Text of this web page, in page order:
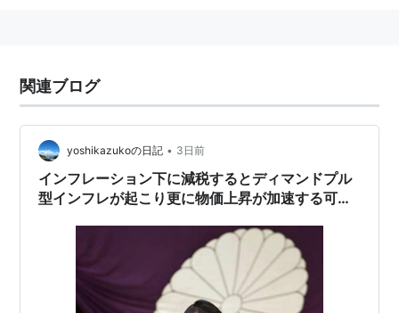
1970年代以降先進国経済は成長率が鈍化しても賃金の
下方硬直性からコストが下がらず、物価が下がらない状
況となった。二度の石油危機によってコストの上昇は増
幅され、高い失業率と高いインフレ率が併存するスタグ
フレーションが深刻化した。
リスト::経済関連
インフレーション
レーガノミックス
関連ブログ
yoshikazukoの日記 • 3日前
インフレーション下に減税するとディマンドプル
型インフレが起こり更に物価上昇が加速する可能
ーインフレーションの引き金に成る可能性も指摘
されているので減税受けたこんな筈じゃ無かった
と思っても遅いですので十分議論せずに減税を行
うのは､愚策です。